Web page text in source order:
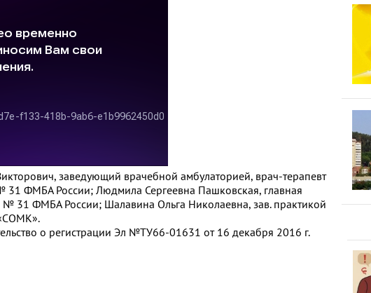
заведующий врачебной амбулаторией, врач-терапевт
ФМБА России; Людмила Сергеевна Пашковская, главная
31 ФМБА России; Шалавина Ольга Николаевна, зав. практикой
о регистрации Эл №ТУ66-01631 от 16 декабря 2016 г.